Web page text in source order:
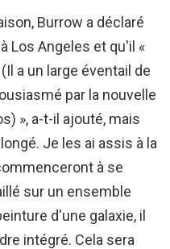
Burrow a déclaré
Los Angeles et qu'il «
a un large éventail de
par la nouvelle
», a-t-il ajouté, mais
Je les ai assis à la
à se
sur un ensemble
d'une galaxie, il
intégré. Cela sera